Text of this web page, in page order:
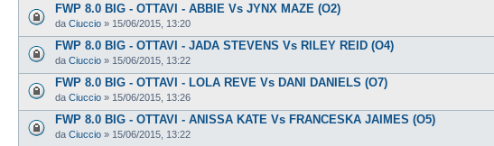
FWP 8.0 BIG - OTTAVI - ABBIE Vs JYNX MAZE (O2)
da Ciuccio » 15/06/2015, 13:20
FWP 8.0 BIG - OTTAVI - JADA STEVENS Vs RILEY REID (O4)
da Ciuccio » 15/06/2015, 13:22
FWP 8.0 BIG - OTTAVI - LOLA REVE Vs DANI DANIELS (O7)
da Ciuccio » 15/06/2015, 13:26
FWP 8.0 BIG - OTTAVI - ANISSA KATE Vs FRANCESKA JAIMES (O5)
da Ciuccio » 15/06/2015, 13:22